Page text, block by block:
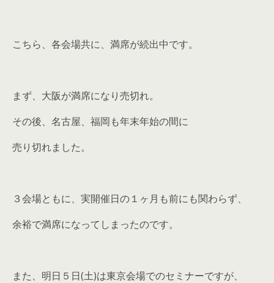
こちら、各会場共に、満席が続出中です。
まず、大阪が満席になり売切れ。
その後、名古屋、福岡も年末年始の間に
売り切れました。
３会場ともに、実開催日の１ヶ月も前にも関わらず、
余裕で満席になってしまったのです。
また、明日５日(土)は東京会場でのセミナーですが、